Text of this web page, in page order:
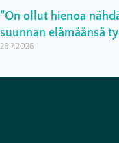
”On ollut hienoa
suunnan elämäänsä
26.7.2026